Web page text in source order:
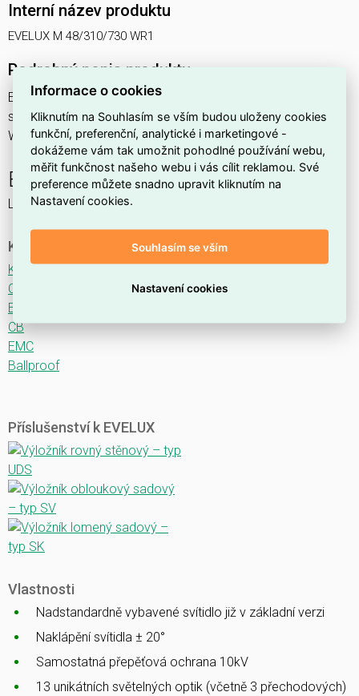
Interní název produktu
EVELUX M 48/310/730 WR1
Podrobný popis produktu
EVELUX M 48/310/730 WR1 54W IP66
svítidlo pouliční s modulem LED, spektrum 730A3, optika
WR1 (Wide Road TYPE II/III)
EVELUX
LED svítidlo pro osvětlení komunikací.
Ke stažení
Katalogový list
CE
ENEC
CB
EMC
Ballproof
Příslušenství k EVELUX
Vlastnosti
Nadstandardně vybavené svítidlo již v základní verzi
Naklápění svítidla ± 20°
Samostatná přepěťová ochrana 10kV
13 unikátních světelných optik (včetně 3 přechodových)
Informace o cookies
Kliknutím na Souhlasím se vším budou uloženy cookies
funkční, preferenční, analytické i marketingové -
dokážeme vám tak umožnit pohodlné používání webu,
měřit funkčnost našeho webu i vás cílit reklamou. Své
preference můžete snadno upravit kliknutím na
Nastavení cookies.
Souhlasím se vším
Nastavení cookies